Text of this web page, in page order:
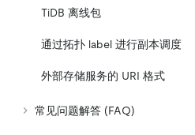
TiDB 离线包
通过拓扑 label 进行副本调度
外部存储服务的 URI 格式
常见问题解答 (FAQ)